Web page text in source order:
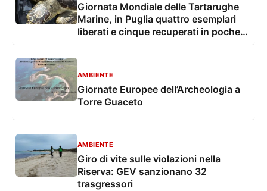
Giornata Mondiale delle Tartarughe
Marine, in Puglia quattro esemplari
liberati e cinque recuperati in poche
AMBIENTE
Giornate Europee dell’Archeologia a
Torre Guaceto
AMBIENTE
Giro di vite sulle violazioni nella
Riserva: GEV sanzionano 32
trasgressori